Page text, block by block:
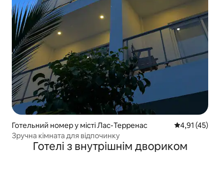
Готельний номер у місті Лас-Терренас Середня
4,91 (45)
Зручна кімната для відпочинку
Готелі з внутрішнім двориком